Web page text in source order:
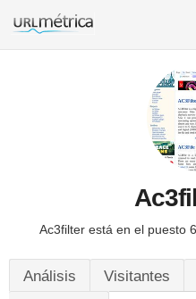
Ac3filter está en el puesto
Análisis Visitantes